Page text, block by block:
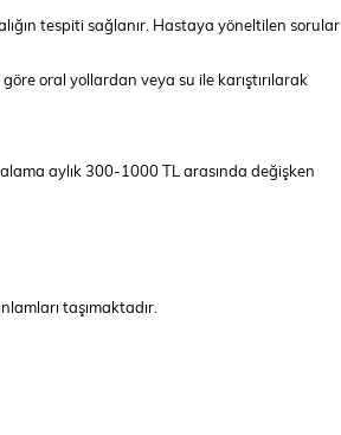
tespiti sağlanır. Hastaya yöneltilen sorular
oral yollardan veya su ile karıştırılarak
aylık 300-1000 TL arasında değişken
taşımaktadır.